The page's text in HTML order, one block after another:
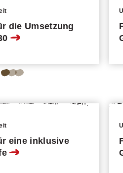
the
carousel.
the
carousel.
die Umsetzung
Go
page
of
3
Go
page
of
3
Go
page
of
eine inklusive